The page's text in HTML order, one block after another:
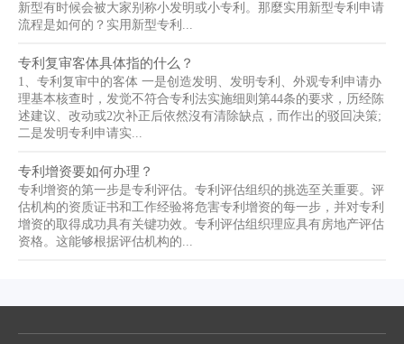
新型有时候会被大家别称小发明或小专利。那麼实用新型专利申请
流程是如何的？实用新型专利...
专利复审客体具体指的什么？
1、专利复审中的客体 一是创造发明、发明专利、外观专利申请办
理基本核查时，发觉不符合专利法实施细则第44条的要求，历经陈
述建议、改动或2次补正后依然沒有清除缺点，而作出的驳回决策;
二是发明专利申请实...
专利增资要如何办理？
专利增资的第一步是专利评估。专利评估组织的挑选至关重要。评
估机构的资质证书和工作经验将危害专利增资的每一步，并对专利
增资的取得成功具有关键功效。专利评估组织理应具有房地产评估
资格。这能够根据评估机构的...